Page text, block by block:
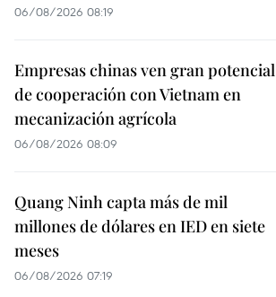
06/08/2026 08:19
Empresas chinas ven gran potencial
de cooperación con Vietnam en
mecanización agrícola
06/08/2026 08:09
Quang Ninh capta más de mil
millones de dólares en IED en siete
meses
06/08/2026 07:19